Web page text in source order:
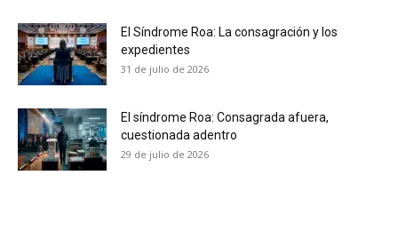
No te pierdas de las
El Síndrome Roa: La consagración y los
expedientes
31 de julio de 2026
El síndrome Roa: Consagrada afuera,
cuestionada adentro
29 de julio de 2026